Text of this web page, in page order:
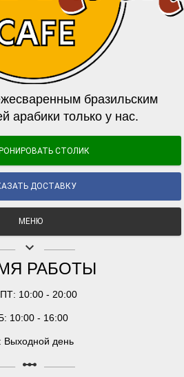
бразильским
арабики только у нас.
СТОЛИК
ДОСТАВКУ
МЕНЮ
keyboard_arrow_down
РАБОТЫ
10:00 - 20:00
10:00 - 16:00
Выходной день
linear_scale